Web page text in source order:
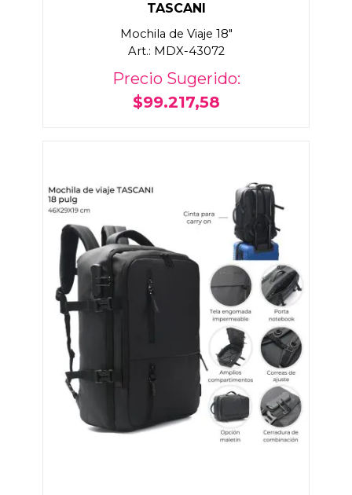
TASCANI
Mochila de Viaje 18"
Art.: MDX-43072
Precio Sugerido:
$99.217,58